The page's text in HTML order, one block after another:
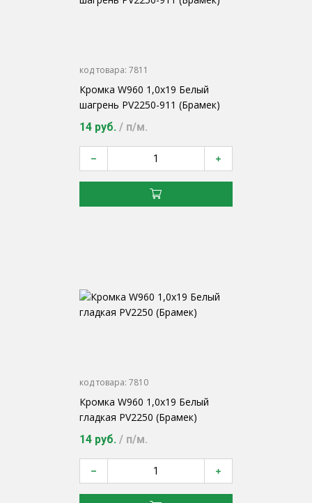
код товара: 7811
Кромка W960 1,0х19 Белый
шагрень PV2250-911 (Брамек)
14 руб. / п/м.
код товара: 7810
Кромка W960 1,0х19 Белый
гладкая PV2250 (Брамек)
14 руб. / п/м.